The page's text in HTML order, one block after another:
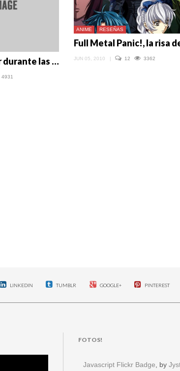
Animes para ver durante las elecciones
4931
ANIME RESEÑAS
JUN 05, 2010 | 12 3362
LINKEDIN TUMBLR GOOGLE+ PINTEREST
FOTOS!
Javascript Flickr Badge , by